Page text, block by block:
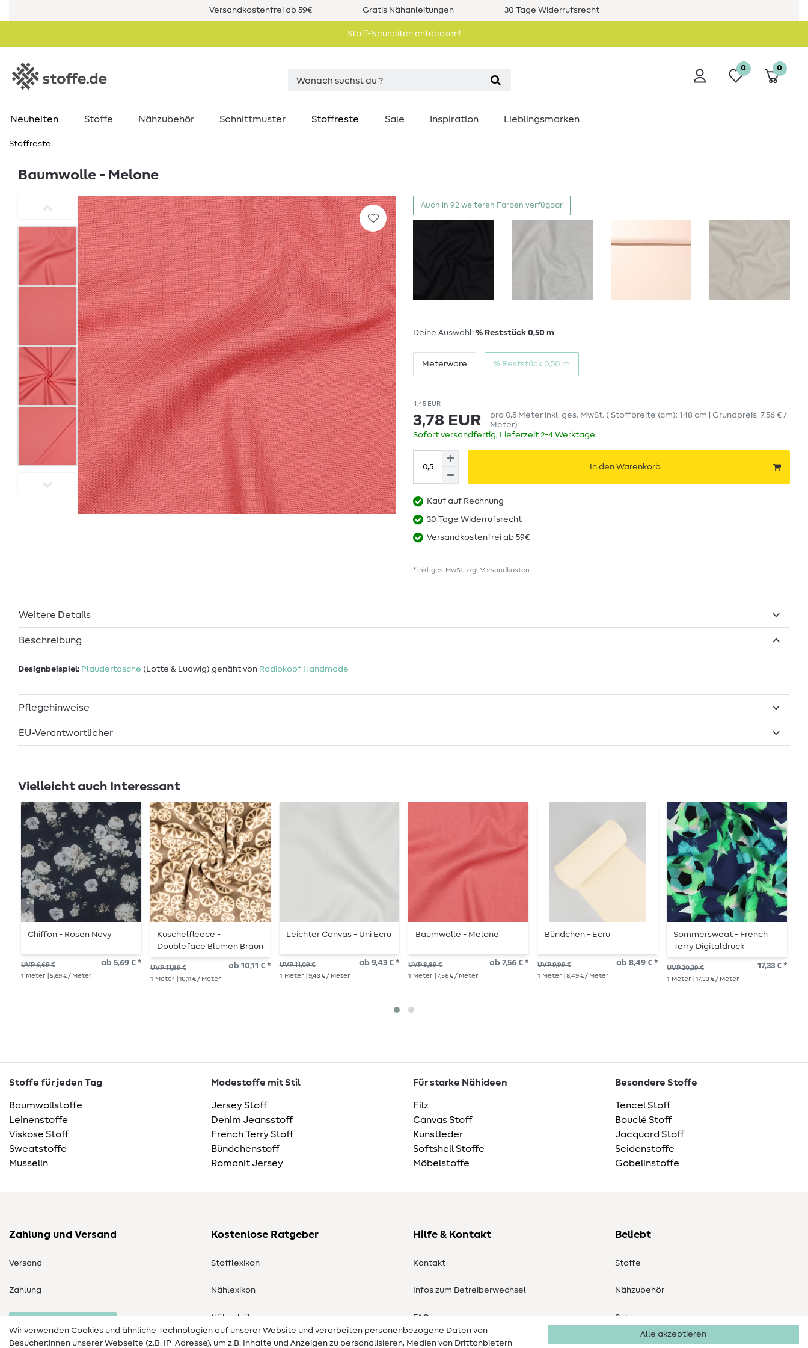
Versandkostenfrei ab 59€ Gratis Nähanleitungen 30 Tage Widerrufsrecht
Stoff-Neuheiten entdecken!
0 0
Neuheiten Stoffe Nähzubehör Schnittmuster Stoffreste Sale Inspiration Lieblingsmarken
Stoffreste
Baumwolle - Melone
Auch in 92 weiteren Farben verfügbar
Deine Auswahl: % Reststück 0,50 m
Meterware % Reststück 0,50 m
4,45 EUR
3,78 EUR pro 0,5 Meter inkl. ges. MwSt. ( Stoffbreite (cm): 148 cm | Grundpreis 7,56 € /
Meter)
Sofort versandfertig, Lieferzeit 2-4 Werktage
In den Warenkorb
Kauf auf Rechnung
30 Tage Widerrufsrecht
Versandkostenfrei ab 59€
* inkl. ges. MwSt. zzgl.Versandkosten
Weitere Details
Beschreibung
Designbeispiel: Plaudertasche (Lotte & Ludwig) genäht von Radiokopf Handmade
Pflegehinweise
EU-Verantwortlicher
Vielleicht auch Interessant
Chiffon - Rosen Navy
UVP 6,69 € ab 5,69 € *
1 Meter | 5,69 € / Meter
Kuschelfleece -
Doubleface Blumen Braun
UVP 11,89 € ab 10,11 € *
1 Meter | 10,11 € / Meter
Leichter Canvas - Uni Ecru
UVP 11,09 € ab 9,43 € *
1 Meter | 9,43 € / Meter
Baumwolle - Melone
UVP 8,89 € ab 7,56 € *
1 Meter | 7,56 € / Meter
Bündchen - Ecru
UVP 9,99 € ab 8,49 € *
1 Meter | 8,49 € / Meter
Sommersweat - French
Terry Digitaldruck
Fußbälle Navy Angeraut
UVP 20,39 € 17,33 € *
1 Meter | 17,33 € / Meter
Stoffe für jeden Tag
Baumwollstoffe
Leinenstoffe
Viskose Stoff
Sweatstoffe
Musselin
Modestoffe mit Stil
Jersey Stoff
Denim Jeansstoff
French Terry Stoff
Bündchenstoff
Romanit Jersey
Für starke Nähideen
Filz
Canvas Stoff
Kunstleder
Softshell Stoffe
Möbelstoffe
Besondere Stoffe
Tencel Stoff
Bouclé Stoff
Jacquard Stoff
Seidenstoffe
Gobelinstoffe
Zahlung und Versand
Versand
Zahlung
Kostenlose Ratgeber
Stofflexikon
Nählexikon
Nähanleitungen
Hilfe & Kontakt
Kontakt
Infos zum Betreiberwechsel
FAQ
Widerrufsrecht
Beliebt
Stoffe
Nähzubehör
Sale
Schnittmuster
Wir verwenden Cookies und ähnliche Technologien auf unserer Website und verarbeiten personenbezogene Daten von
Besucher:innen unserer Webseite (z.B. IP-Adresse), um z.B. Inhalte und Anzeigen zu personalisieren, Medien von Drittanbietern
Alle akzeptieren